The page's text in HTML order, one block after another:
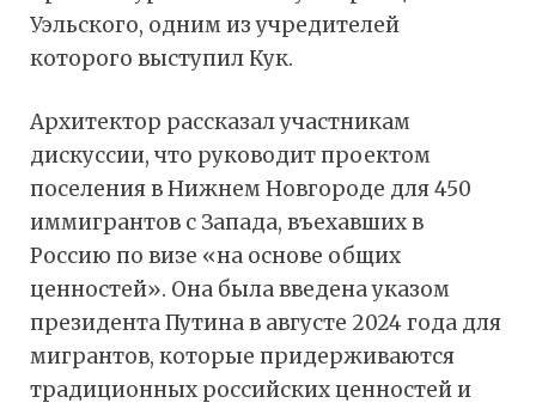
Уэльского, одним из учредителей
которого выступил Кук.
Архитектор рассказал участникам
дискуссии, что руководит проектом
поселения в Нижнем Новгороде для 450
иммигрантов с Запада, въехавших в
Россию по визе «на основе общих
ценностей». Она была введена указом
президента Путина в августе 2024 года для
мигрантов, которые придерживаются
традиционных российских ценностей и